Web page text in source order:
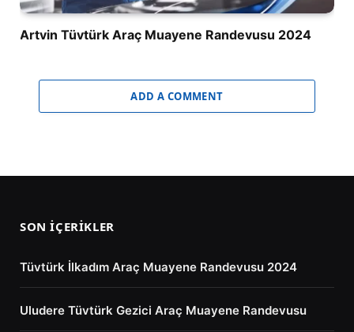
Artvin Tüvtürk Araç Muayene Randevusu 2024
ADD A COMMENT
SON İÇERIKLER
Tüvtürk İlkadım Araç Muayene Randevusu 2024
Uludere Tüvtürk Gezici Araç Muayene Randevusu